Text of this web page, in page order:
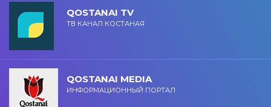
QOSTANAI TV
ТВ КАНАЛ КОСТАНАЯ
QOSTANAI MEDIA
ИНФОРМАЦИОННЫЙ ПОРТАЛ